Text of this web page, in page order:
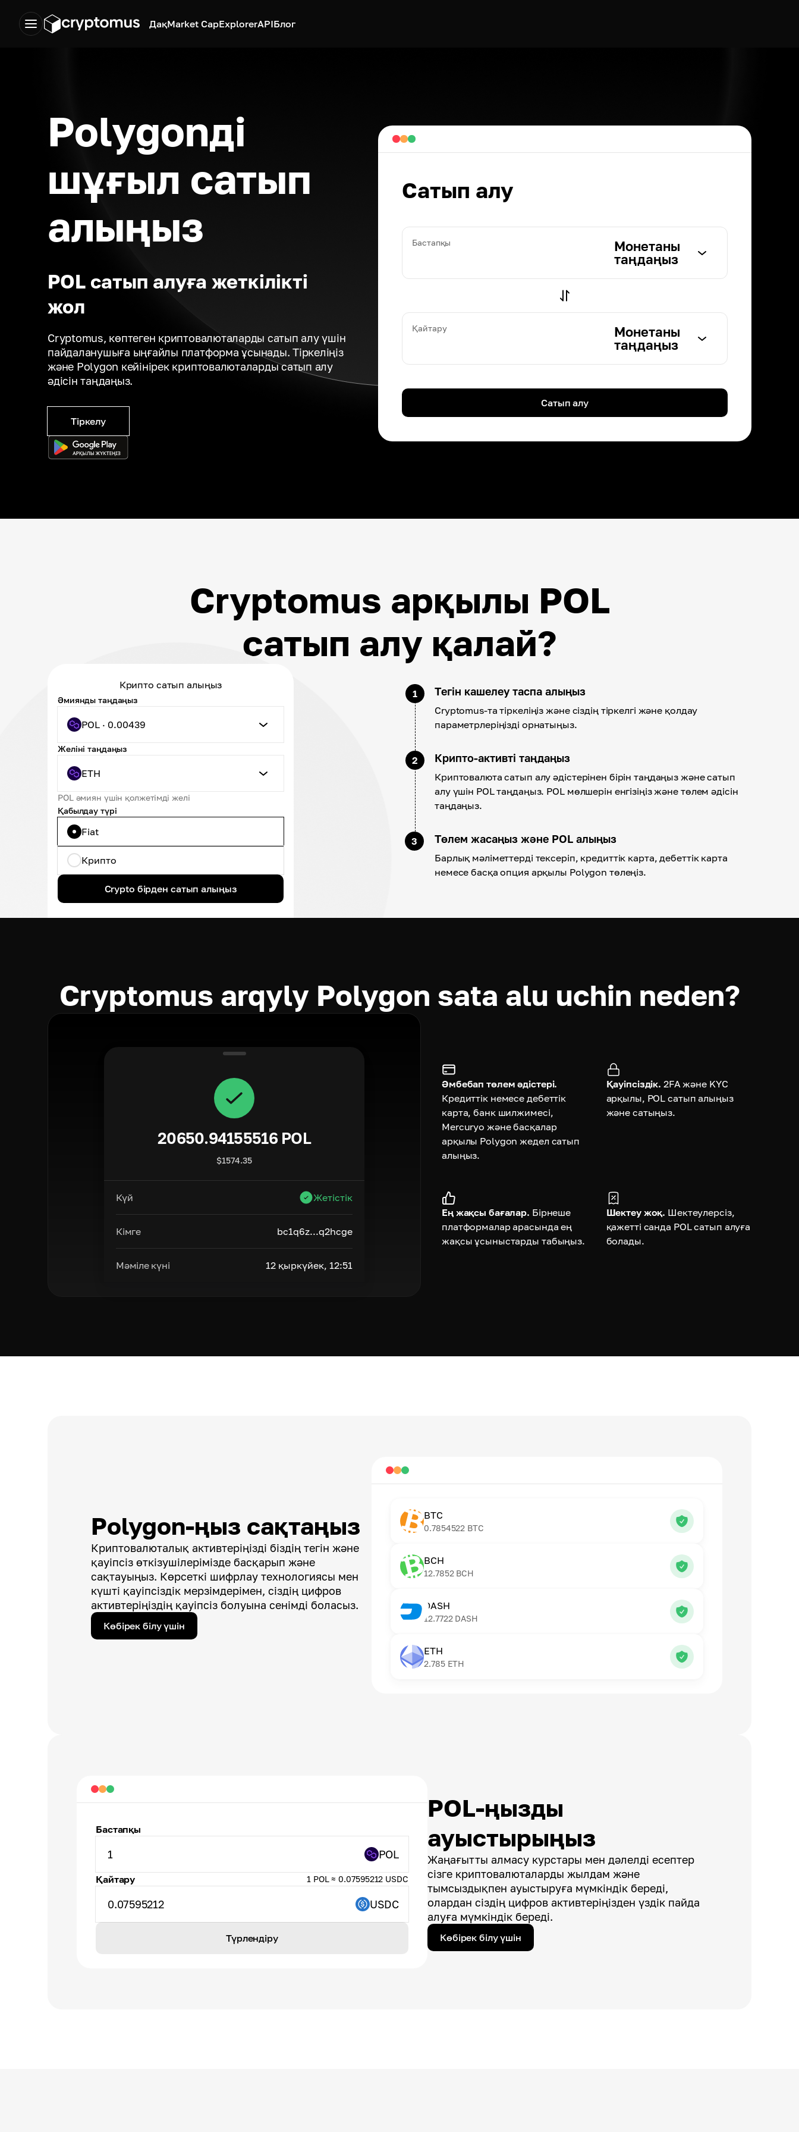
ДақMarket CapExplorerAPIБлог
Polygonді
шұғыл сатып
алыңыз
POL сатып алуға жеткілікті
жол
Cryptomus, көптеген криптовалюталарды сатып алу үшін
пайдаланушыға ыңғайлы платформа ұсынады. Тіркеліңіз
және Polygon кейінірек криптовалюталарды сатып алу
әдісін таңдаңыз.
Тіркелу
Сатып алу
Бастапқы
Монетаны
таңдаңыз
Қайтару
Монетаны
таңдаңыз
Сатып алу
Cryptomus арқылы POL
сатып алу қалай?
Крипто сатып алыңыз
Әмиянды таңдаңыз
POL · 0.00439
Желіні таңдаңыз
ETH
POL әмиян үшін қолжетімді желі
Қабылдау түрі
Fiat
Крипто
Crypto бірден сатып алыңыз
1 Тегін кашелеу таспа алыңыз
Cryptomus-та тіркеліңіз және сіздің тіркелгі және қолдау
параметрлеріңізді орнатыңыз.
2 Крипто-активті таңдаңыз
Криптовалюта сатып алу әдістерінен бірін таңдаңыз және сатып
алу үшін POL таңдаңыз. POL мөлшерін енгізіңіз және төлем әдісін
таңдаңыз.
3 Төлем жасаңыз және POL алыңыз
Барлық мәліметтерді тексеріп, кредиттік карта, дебеттік карта
немесе басқа опция арқылы Polygon төлеңіз.
Cryptomus arqyly Polygon sata alu uchin neden?
20650.94155516 POL
$1574.35
Күй Жетістік
Кімге bc1q6z...q2hcge
Мәміле күні 12 қыркүйек, 12:51
Әмбебап төлем әдістері.
Кредиттік немесе дебеттік
карта, банк шилжимесі,
Mercuryo және басқалар
арқылы Polygon жедел сатып
алыңыз.
Қауіпсіздік. 2FA және KYC
арқылы, POL сатып алыңыз
және сатыңыз.
Ең жақсы бағалар. Бірнеше
платформалар арасында ең
жақсы ұсыныстарды табыңыз.
Шектеу жоқ. Шектеулерсіз,
қажетті санда POL сатып алуға
болады.
Polygon-ңыз сақтаңыз
Криптовалюталық активтеріңізді біздің тегін және
қауіпсіз өткізушілерімізде басқарып және
сақтауыңыз. Көрсеткі шифрлау технологиясы мен
күшті қауіпсіздік мерзімдерімен, сіздің цифров
активтеріңіздің қауіпсіз болуына сенімді боласыз.
Көбірек білу үшін
BTC
0.7854522 BTC
BCH
12.7852 BCH
DASH
12.7722 DASH
ETH
2.785 ETH
POL-ңызды
ауыстырыңыз
Жаңағытты алмасу курстары мен дәлелді есептер
сізге криптовалюталарды жылдам және
тымсыздықпен ауыстыруға мүмкіндік береді,
олардан сіздің цифров активтеріңізден үздік пайда
алуға мүмкіндік береді.
Көбірек білу үшін
Бастапқы
1 POL
Қайтару 1 POL ≈ 0.07595212 USDC
0.07595212 USDC
Түрлендіру